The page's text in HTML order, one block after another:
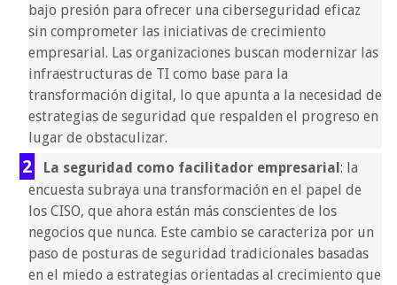
bajo presión para ofrecer una ciberseguridad eficaz
sin comprometer las iniciativas de crecimiento
empresarial. Las organizaciones buscan modernizar las
infraestructuras de TI como base para la
transformación digital, lo que apunta a la necesidad de
estrategias de seguridad que respalden el progreso en
lugar de obstaculizar.
La seguridad como facilitador empresarial: la
encuesta subraya una transformación en el papel de
los CISO, que ahora están más conscientes de los
negocios que nunca. Este cambio se caracteriza por un
paso de posturas de seguridad tradicionales basadas
en el miedo a estrategias orientadas al crecimiento que